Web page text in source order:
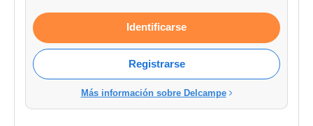
Identificarse
Registrarse
Más información sobre Delcampe